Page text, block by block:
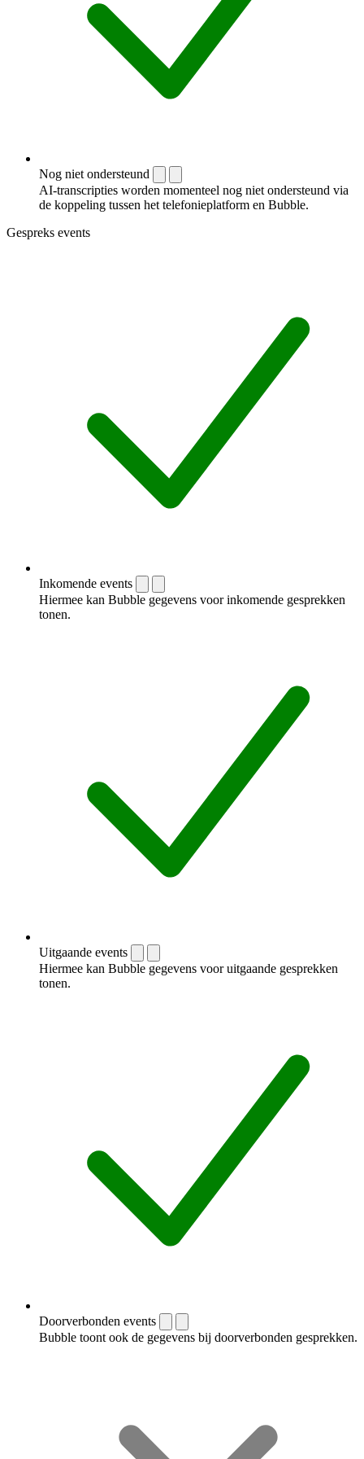
Nog niet ondersteund
AI-transcripties worden momenteel nog niet ondersteund via
de koppeling tussen het telefonieplatform en Bubble.
Gespreks events
Inkomende events
Hiermee kan Bubble gegevens voor inkomende gesprekken
tonen.
Uitgaande events
Hiermee kan Bubble gegevens voor uitgaande gesprekken
tonen.
Doorverbonden events
Bubble toont ook de gegevens bij doorverbonden gesprekken.